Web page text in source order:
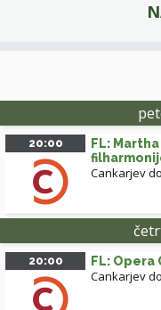
20:00
FL:
Cankarjev
20:00 FL: Opera
Cankarjev